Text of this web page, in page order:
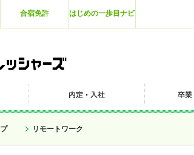
合宿免許 はじめの一歩目ナビ
リモートワーク